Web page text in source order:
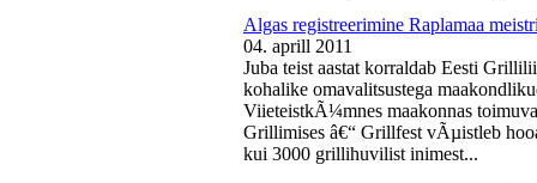
Algas registreerimine Raplamaa
04. aprill 2011
Juba teist aastat korraldab Eesti
kohalike omavalitsustega
ViieteistkÃ¼mnes maakonnas
Grillimises â€“ Grillfest vÃµistleb
kui 3000 grillihuvilist inimest...